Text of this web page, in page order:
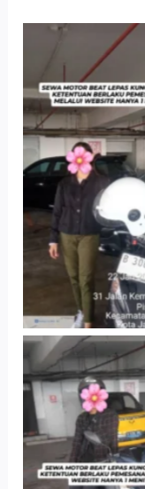
Cityplaza
Jatinegara
Parkir P6A
Cityplaza